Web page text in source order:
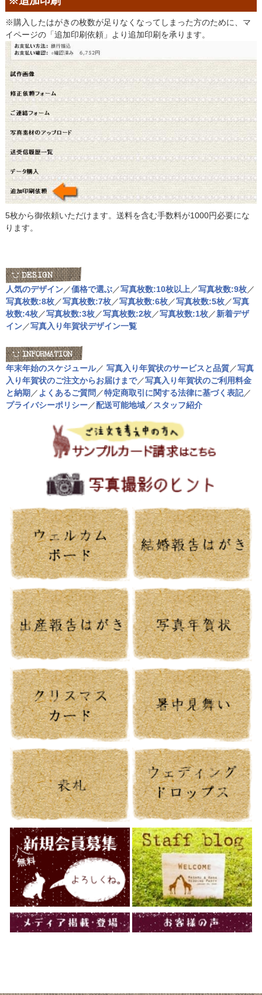
※購入したはがきの枚数が足りなくなってしまった方のために、マ
イページの「追加印刷依頼」より追加印刷を承ります。
5枚から御依頼いただけます。送料を含む手数料が1000円必要にな
ります。
人気のデザイン／価格で選ぶ／写真枚数:10枚以上 ／写真枚数:9枚／
写真枚数:8枚／写真枚数:7枚／写真枚数:6枚／写真枚数:5枚／写真
枚数:4枚／写真枚数:3枚／写真枚数:2枚／写真枚数:1枚／新着デザ
イン／写真入り年賀状デザイン一覧
年末年始のスケジュール／ 写真入り年賀状のサービスと品質／写真
入り年賀状のご注文からお届けまで／写真入り年賀状のご利用料金
と納期 ／ よくあるご質問 ／特定商取引に関する法律に基づく表記／
プライバシーポリシー／配送可能地域／ スタッフ紹介